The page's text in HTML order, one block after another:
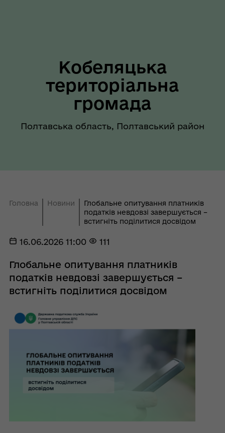
Кобеляцька
територіальна
громада
Полтавська область, Полтавський район
Головна Новини
Глобальне опитування платників
податків невдовзі завершується –
встигніть поділитися досвідом
16.06.2026 11:00 111
Глобальне опитування платників
податків невдовзі завершується –
встигніть поділитися досвідом